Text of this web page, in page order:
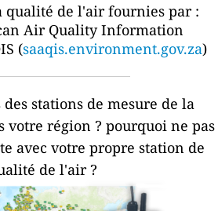
qualité de l'air fournies par :
Air Quality Information
(saaqis.environment.gov.za)
des stations de mesure de la
votre région ? pourquoi ne pas
avec votre propre station de
de l'air ?